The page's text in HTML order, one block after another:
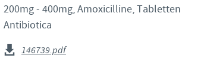
Bulgaria
Canada (EN)
Japan
200mg - 400mg, Amoxicilline, Tabletten
Antibiotica
146739.pdf